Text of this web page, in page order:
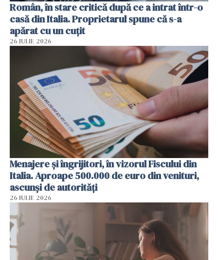
Român, în stare critică după ce a intrat într-o
casă din Italia. Proprietarul spune că s-a
apărat cu un cuțit
26 IULIE 2026
Menajere și îngrijitori, în vizorul Fiscului din
Italia. Aproape 500.000 de euro din venituri,
ascunși de autorități
26 IULIE 2026